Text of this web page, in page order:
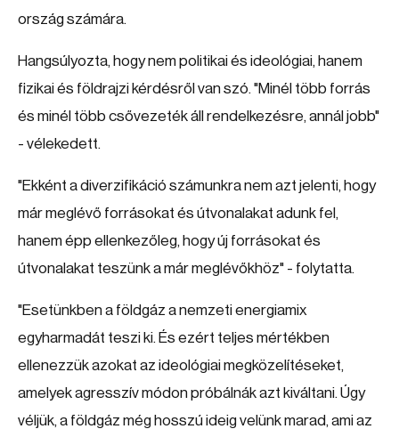
ország számára.
Hangsúlyozta, hogy nem politikai és ideológiai, hanem
fizikai és földrajzi kérdésről van szó. "Minél több forrás
és minél több csővezeték áll rendelkezésre, annál jobb"
- vélekedett.
"Ekként a diverzifikáció számunkra nem azt jelenti, hogy
már meglévő forrásokat és útvonalakat adunk fel,
hanem épp ellenkezőleg, hogy új forrásokat és
útvonalakat teszünk a már meglévőkhöz" - folytatta.
"Esetünkben a földgáz a nemzeti energiamix
egyharmadát teszi ki. És ezért teljes mértékben
ellenezzük azokat az ideológiai megközelítéseket,
amelyek agresszív módon próbálnák azt kiváltani. Úgy
véljük, a földgáz még hosszú ideig velünk marad, ami az